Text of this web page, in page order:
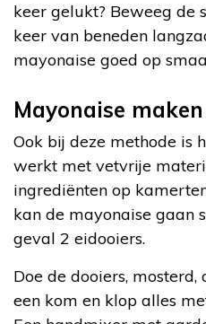
keer gelukt? Beweeg de
keer van beneden
mayonaise goed op
Mayonaise
Ook bij deze methode is
werkt met vetvrije
ingrediënten op
kan de mayonaise gaan
geval 2 eidooiers.
Doe de dooiers,
een kom en klop alles